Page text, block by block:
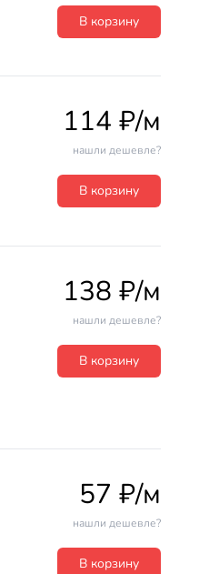
В корзину
114 ₽/м
нашли дешевле?
В корзину
138 ₽/м
нашли дешевле?
В корзину
57 ₽/м
нашли дешевле?
В корзину